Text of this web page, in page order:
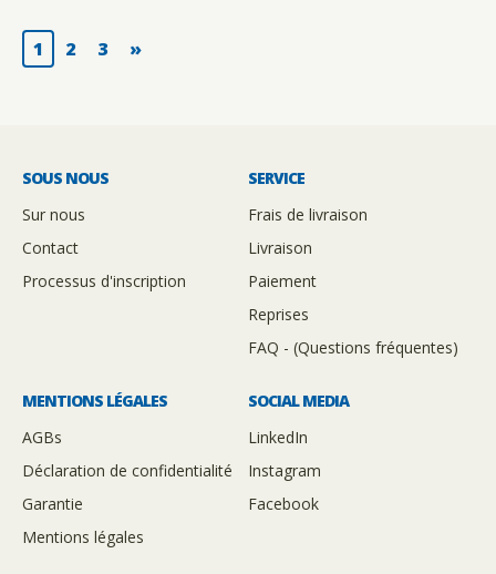
1 2 3 »
SOUS NOUS
Sur nous
Contact
Processus d'inscription
SERVICE
Frais de livraison
Livraison
Paiement
Reprises
FAQ - (Questions fréquentes)
MENTIONS LÉGALES
AGBs
Déclaration de confidentialité
Garantie
Mentions légales
SOCIAL MEDIA
LinkedIn
Instagram
Facebook